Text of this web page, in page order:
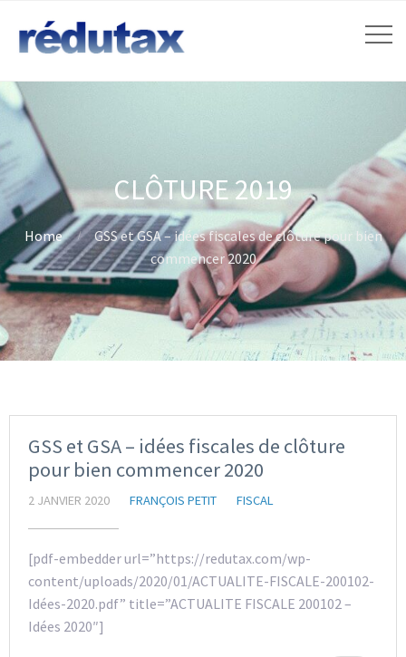
CLÔTURE 2019
Home
GSS et GSA – idées fiscales de clôture pour bien
commencer 2020
GSS et GSA – idées fiscales de clôture
pour bien commencer 2020
2 JANVIER 2020 FRANÇOIS PETIT FISCAL
[pdf-embedder url=”https://redutax.com/wp-
content/uploads/2020/01/ACTUALITE-FISCALE-200102-
Idées-2020.pdf” title=”ACTUALITE FISCALE 200102 –
Idées 2020″]